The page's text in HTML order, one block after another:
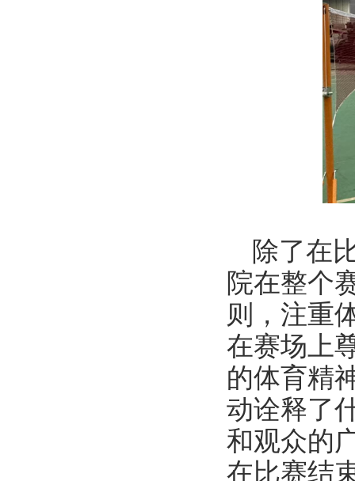
除了在
院在整个
则，注重
在赛场上
的体育精
动诠释了
和观众的
在比赛结